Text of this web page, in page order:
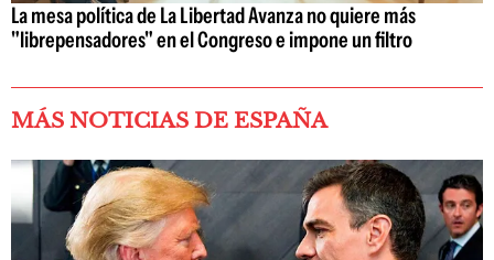
La mesa política de La Libertad Avanza no quiere más
"librepensadores" en el Congreso e impone un filtro
MÁS NOTICIAS DE ESPAÑA